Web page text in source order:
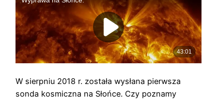
W sierpniu 2018 r. została wysłana pierwsza
sonda kosmiczna na Słońce. Czy poznamy